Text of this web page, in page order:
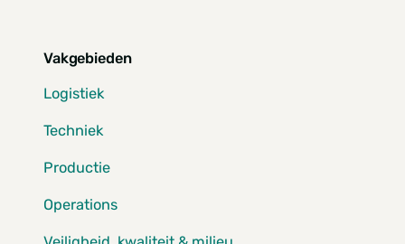
Vakgebieden
Logistiek
Techniek
Productie
Operations